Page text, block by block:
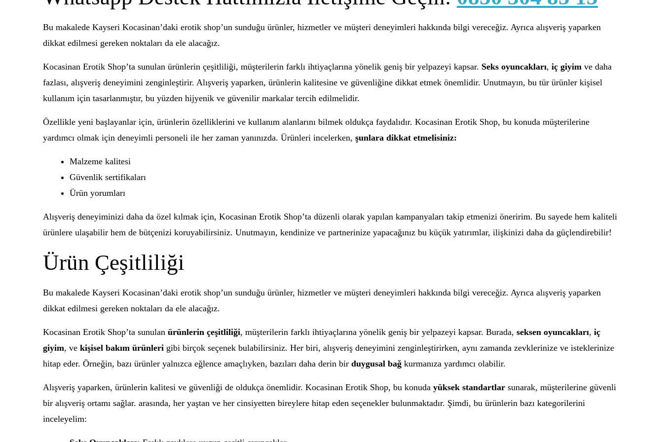
Bu makalede Kayseri Kocasinan’daki erotik shop’un sunduğu ürünler, hizmetler ve müşteri deneyimleri hakkında bilgi vereceğiz. Ayrıca alışveriş yaparken
dikkat edilmesi gereken noktaları da ele alacağız.
Kocasinan Erotik Shop’ta sunulan ürünlerin çeşitliliği, müşterilerin farklı ihtiyaçlarına yönelik geniş bir yelpazeyi kapsar. Seks oyuncakları, iç giyim ve daha
fazlası, alışveriş deneyimini zenginleştirir. Alışveriş yaparken, ürünlerin kalitesine ve güvenliğine dikkat etmek önemlidir. Unutmayın, bu tür ürünler kişisel
kullanım için tasarlanmıştır, bu yüzden hijyenik ve güvenilir markalar tercih edilmelidir.
Özellikle yeni başlayanlar için, ürünlerin özelliklerini ve kullanım alanlarını bilmek oldukça faydalıdır. Kocasinan Erotik Shop, bu konuda müşterilerine
yardımcı olmak için deneyimli personeli ile her zaman yanınızda. Ürünleri incelerken, şunlara dikkat etmelisiniz:
Malzeme kalitesi
Güvenlik sertifikaları
Ürün yorumları
Alışveriş deneyiminizi daha da özel kılmak için, Kocasinan Erotik Shop’ta düzenli olarak yapılan kampanyaları takip etmenizi öneririm. Bu sayede hem kaliteli
ürünlere ulaşabilir hem de bütçenizi koruyabilirsiniz. Unutmayın, kendinize ve partnerinize yapacağınız bu küçük yatırımlar, ilişkinizi daha da güçlendirebilir!
Ürün Çeşitliliği
Bu makalede Kayseri Kocasinan’daki erotik shop’un sunduğu ürünler, hizmetler ve müşteri deneyimleri hakkında bilgi vereceğiz. Ayrıca alışveriş yaparken
dikkat edilmesi gereken noktaları da ele alacağız.
Kocasinan Erotik Shop’ta sunulan ürünlerin çeşitliliği, müşterilerin farklı ihtiyaçlarına yönelik geniş bir yelpazeyi kapsar. Burada, seksen oyuncakları, iç
giyim, ve kişisel bakım ürünleri gibi birçok seçenek bulabilirsiniz. Her biri, alışveriş deneyimini zenginleştirirken, aynı zamanda zevklerinize ve isteklerinize
hitap eder. Örneğin, bazı ürünler yalnızca eğlence amaçlıyken, bazıları daha derin bir duygusal bağ kurmanıza yardımcı olabilir.
Alışveriş yaparken, ürünlerin kalitesi ve güvenliği de oldukça önemlidir. Kocasinan Erotik Shop, bu konuda yüksek standartlar sunarak, müşterilerine güvenli
bir alışveriş ortamı sağlar. arasında, her yaştan ve her cinsiyetten bireylere hitap eden seçenekler bulunmaktadır. Şimdi, bu ürünlerin bazı kategorilerini
inceleyelim: